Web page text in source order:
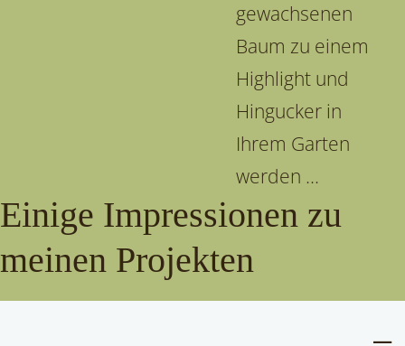
gewachsenen
Baum zu einem
Highlight und
Hingucker in
Ihrem Garten
werden ...
Einige Impressionen zu
meinen Projekten